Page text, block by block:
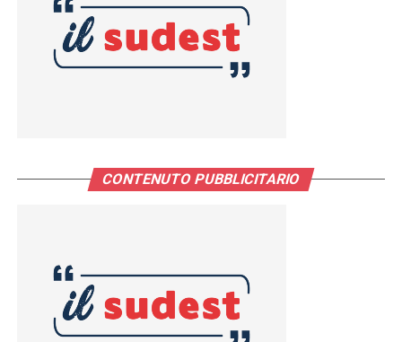
CONTENUTO PUBBLICITARIO